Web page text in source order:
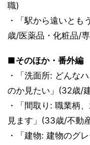
職)
・「駅から遠いとも
歳/医薬品・化粧品/
■そのほか・番外編
・「洗面所: どんな
のか見たい」(32歳/
・「間取り: 職業柄
見ます」(33歳/不動
・「建物: 建物のグ